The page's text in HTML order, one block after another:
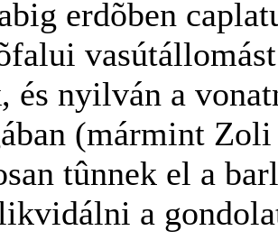
erdõben
és nyilván a
(mármint
tûnnek el a
a